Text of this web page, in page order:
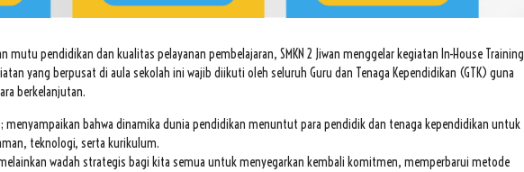
mutu pendidikan dan kualitas pelayanan pembelajaran, SMKN 2 Jiwan menggelar kegiatan In-House Training
yang berpusat di aula sekolah ini wajib diikuti oleh seluruh Guru dan Tenaga Kependidikan (GTK) guna
berkelanjutan.
menyampaikan bahwa dinamika dunia pendidikan menuntut para pendidik dan tenaga kependidikan untuk
teknologi, serta kurikulum.
wadah strategis bagi kita semua untuk menyegarkan kembali komitmen, memperbarui metode